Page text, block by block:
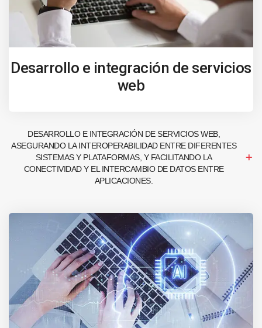
Desarrollo e integración de servicios
web
DESARROLLO E INTEGRACIÓN DE SERVICIOS WEB,
ASEGURANDO LA INTEROPERABILIDAD ENTRE DIFERENTES
SISTEMAS Y PLATAFORMAS, Y FACILITANDO LA
CONECTIVIDAD Y EL INTERCAMBIO DE DATOS ENTRE
APLICACIONES.